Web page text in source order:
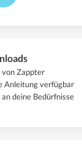
Zappter
Anleitung verfügbar
deine Bedürfnisse